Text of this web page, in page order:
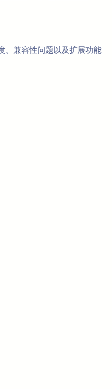
、兼容性问题以及扩展功能